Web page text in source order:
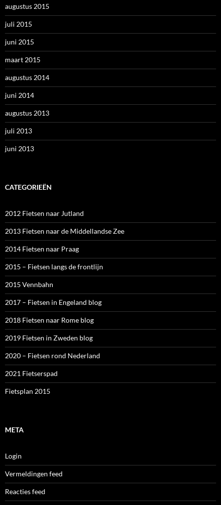
augustus 2015
juli 2015
juni 2015
maart 2015
augustus 2014
juni 2014
augustus 2013
juli 2013
juni 2013
CATEGORIEËN
2012 Fietsen naar Jutland
2013 Fietsen naar de Middellandse Zee
2014 Fietsen naar Praag
2015 – Fietsen langs de frontlijn
2015 Vennbahn
2017 – Fietsen in Engeland blog
2018 Fietsen naar Rome blog
2019 Fietsen in Zweden blog
2020 – Fietsen rond Nederland
2021 Fietserspad
Fietsplan 2015
META
Login
Vermeldingen feed
Reacties feed